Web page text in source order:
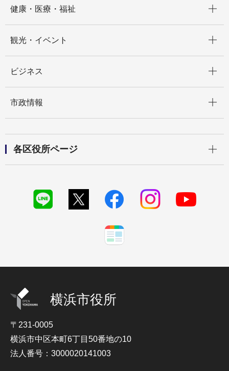
健康・医療・福祉
観光・イベント
ビジネス
市政情報
各区役所ページ
横浜市役所
〒231-0005
横浜市中区本町6丁目50番地の10
法人番号：3000020141003